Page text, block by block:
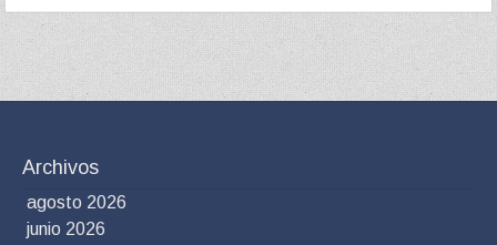
Archivos
agosto 2026
junio 2026